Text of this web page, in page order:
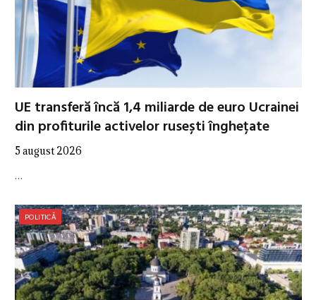
UE transferă încă 1,4 miliarde de euro Ucrainei
din profiturile activelor rusești înghețate
5 august 2026
…
POLITICĂ